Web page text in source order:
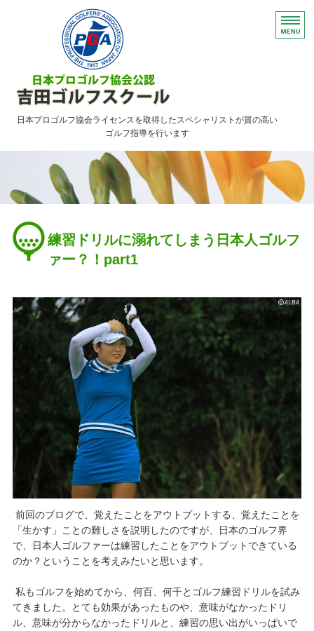
日本プロゴルフ協会ライセンスを取得したスペシャリストが質の高い
ゴルフ指導を行います
レッスンのご案内
ご予約について・FAQ
アクセス
練習ドリルに溺れてしまう日本人ゴルフ
ァー？！part1
前回のブログで、覚えたことをアウトプットする、覚えたことを
「生かす」ことの難しさを説明したのですが、日本のゴルフ界
で、日本人ゴルファーは練習したことをアウトプットできている
のか？ということを考えみたいと思います。
私もゴルフを始めてから、何百、何千とゴルフ練習ドリルを試み
てきました。とても効果があったものや、意味がなかったドリ
ル、意味が分からなかったドリルと、練習の思い出がいっぱいで